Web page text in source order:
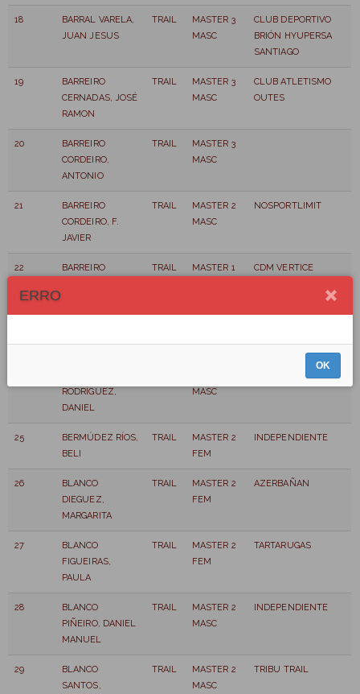
18
BARRAL VARELA,
JUAN JESUS
TRAIL
MASTER 3
MASC
CLUB DEPORTIVO
BRIÓN HYUPERSA
SANTIAGO
19
BARREIRO
CERNADAS, JOSÉ
RAMON
TRAIL
MASTER 3
MASC
CLUB ATLETISMO
OUTES
20
BARREIRO
CORDEIRO,
ANTONIO
TRAIL
MASTER 3
MASC
21
BARREIRO
CORDEIRO, F.
JAVIER
TRAIL
MASTER 2
MASC
NOSPORTLIMIT
22
BARREIRO
TRAIL
MASTER 1
CDM VERTICE
MASC
SANTIAGO
RODRÍGUEZ,
DANIEL
MASC
NOITEBRA FC
25
BERMÚDEZ RÍOS,
BELI
TRAIL
MASTER 2
FEM
INDEPENDIENTE
26
BLANCO
DIEGUEZ,
MARGARITA
TRAIL
MASTER 2
FEM
AZERBAÑAN
27
BLANCO
FIGUEIRAS,
PAULA
TRAIL
MASTER 2
FEM
TARTARUGAS
28
BLANCO
PIÑEIRO, DANIEL
MANUEL
TRAIL
MASTER 2
MASC
INDEPENDIENTE
29
BLANCO
SANTOS,
TRAIL
MASTER 2
MASC
TRIBU TRAIL
ERRO
OK